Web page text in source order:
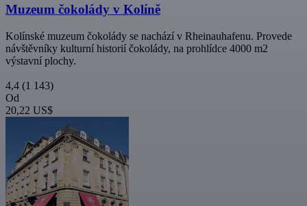
Muzeum čokolády v Kolíně
Kolínské muzeum čokolády se nachází v Rheinauhafenu. Provede
návštěvníky kulturní historií čokolády, na prohlídce 4000 m2
výstavní plochy.
4,4 (1 143)
Od
20,22 US$